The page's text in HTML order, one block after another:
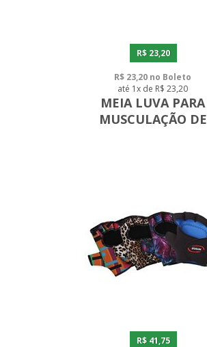
R$ 23,20
R$ 23,20 no Boleto
até 1x de R$ 23,20
MEIA LUVA PARA
MUSCULAÇÃO DE
R$ 41,75